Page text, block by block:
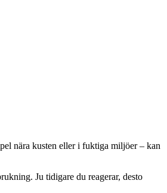
nära kusten eller i fuktiga miljöer – kan
Ju tidigare du reagerar, desto